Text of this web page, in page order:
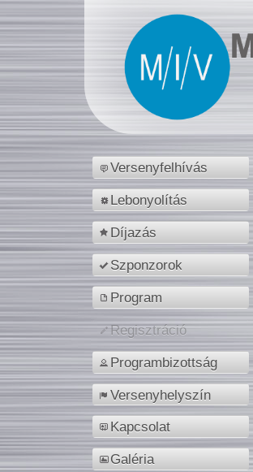
Versenyfelhívás
Lebonyolítás
Díjazás
Szponzorok
Program
Regisztráció
Programbizottság
Versenyhelyszín
Kapcsolat
Galéria